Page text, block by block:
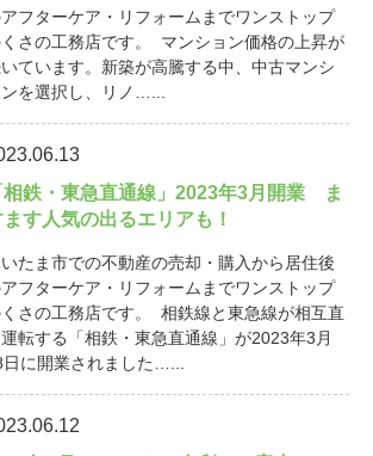
フターケア・リフォームまでワンストップ
さの工務店です。 マンション価格の上昇が
ています。新築が高騰する中、中古マンシ
ンを選択し、リノ…...
相鉄・東急直通線」2023年3月開業 ま
す人気の出るエリアも！
たま市での不動産の売却・購入から居住後
フターケア・リフォームまでワンストップ
さの工務店です。 相鉄線と東急線が相互直
転する「相鉄・東急直通線」が2023年3月
日に開業されました…...